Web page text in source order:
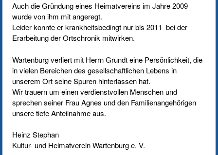
Auch die Gründung eines Heimatvereins im Jahre 2009
wurde von ihm mit angeregt.
Leider konnte er krankheitsbedingt nur bis 2011 bei der
Erarbeitung der Ortschronik mitwirken.
Wartenburg verliert mit Herrn Grundt eine Persönlichkeit, die
in vielen Bereichen des gesellschaftlichen Lebens in
unserem Ort seine Spuren hinterlassen hat.
Wir trauern um einen verdienstvollen Menschen und
sprechen seiner Frau Agnes und den Familienangehörigen
unsere tiefe Anteilnahme aus.
Heinz Stephan
Kultur- und Heimatverein Wartenburg e. V.